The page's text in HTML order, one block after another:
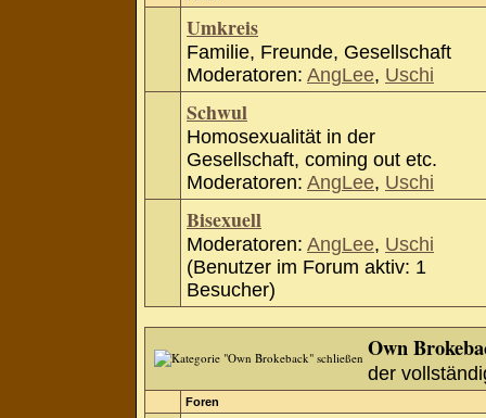
Umkreis
Familie, Freunde, Gesellschaft
Moderatoren: AngLee, Uschi
Schwul
Homosexualität in der
Gesellschaft, coming out etc.
Moderatoren: AngLee, Uschi
Bisexuell
Moderatoren: AngLee, Uschi
(Benutzer im Forum aktiv: 1
Besucher)
Own
der
Foren